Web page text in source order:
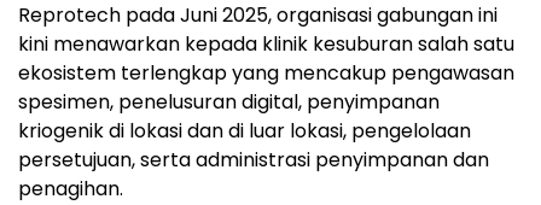
Reprotech pada Juni 2025, organisasi gabungan ini
kini menawarkan kepada klinik kesuburan salah satu
ekosistem terlengkap yang mencakup pengawasan
spesimen, penelusuran digital, penyimpanan
kriogenik di lokasi dan di luar lokasi, pengelolaan
persetujuan, serta administrasi penyimpanan dan
penagihan.